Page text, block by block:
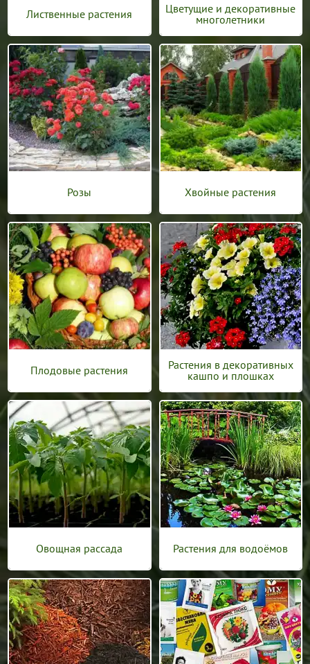
Лиственные растения
Цветущие и декоративные
многолетники
Розы Хвойные растения
Плодовые растения
Растения в декоративных
кашпо и плошках
Овощная рассада Растения для водоёмов